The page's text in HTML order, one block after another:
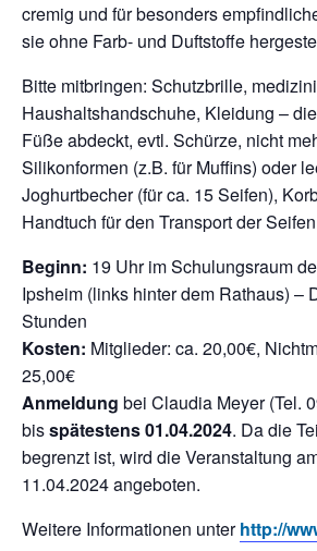
cremig und für besonders
sie ohne Farb- und Duftstoffe
Bitte mitbringen: Schutzbrille,
Haushaltshandschuhe, Kleidung –
Füße abdeckt, evtl. Schürze, nicht
Silikonformen (z.B. für Muffins) oder
Joghurtbecher (für ca. 15 Seifen),
Handtuch für den Transport der
Beginn: 19 Uhr im Schulungsraum
Ipsheim (links hinter dem Rathaus) –
Stunden
Kosten: Mitglieder: ca. 20,00€,
25,00€
Anmeldung bei Claudia Meyer (Tel.
bisspätestens 01.04.2024. Da die
begrenzt ist, wird die Veranstaltung
11.04.2024 angeboten.
Weitere Informationen unterhttp://